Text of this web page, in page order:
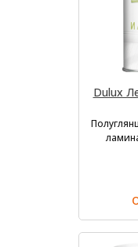
Dulux